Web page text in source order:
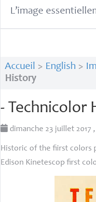
L’image
Accueil > English >
History
- Technicolor
dimanche 23 juillet 2017 ,
Historic of the fiirst colors
Edison Kinetescop first